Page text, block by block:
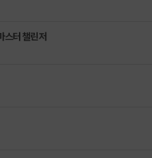
스터 챌린저